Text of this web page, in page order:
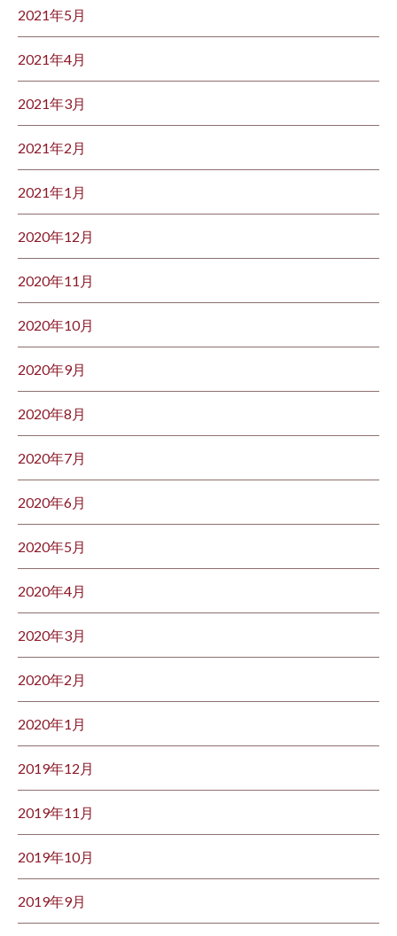
2021年5月
2021年4月
2021年3月
2021年2月
2021年1月
2020年12月
2020年11月
2020年10月
2020年9月
2020年8月
2020年7月
2020年6月
2020年5月
2020年4月
2020年3月
2020年2月
2020年1月
2019年12月
2019年11月
2019年10月
2019年9月